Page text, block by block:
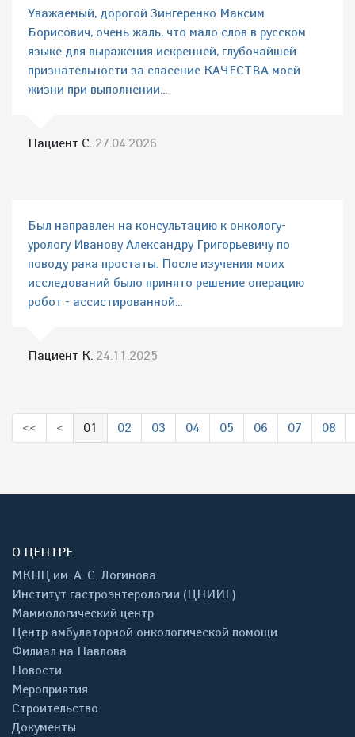
Уважаемый, дорогой Зингеренко Максим
Борисович, очень жаль, что мало слов в русском
языке для выражения искренней, глубочайшей
признательности за спасение КАЧЕСТВА моей
жизни при выполнении...
Пациент С. 27.04.2026
Был направлен на консультацию к онкологу-
урологу Иванову Александру Григорьевичу по
поводу рака простаты. После изучения моих
исследований было принято решение операцию
робот - ассистированной...
Пациент К. 24.11.2025
<< <
01
02 03 04 05 06 07 08
О ЦЕНТРЕ
МКНЦ им. А. С. Логинова
Институт гастроэнтерологии (ЦНИИГ)
Маммологический центр
Центр амбулаторной онкологической помощи
Филиал на Павлова
Новости
Мероприятия
Строительство
Документы